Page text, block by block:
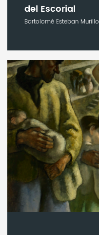
del Escorial
Bartolomé Esteban Murillo